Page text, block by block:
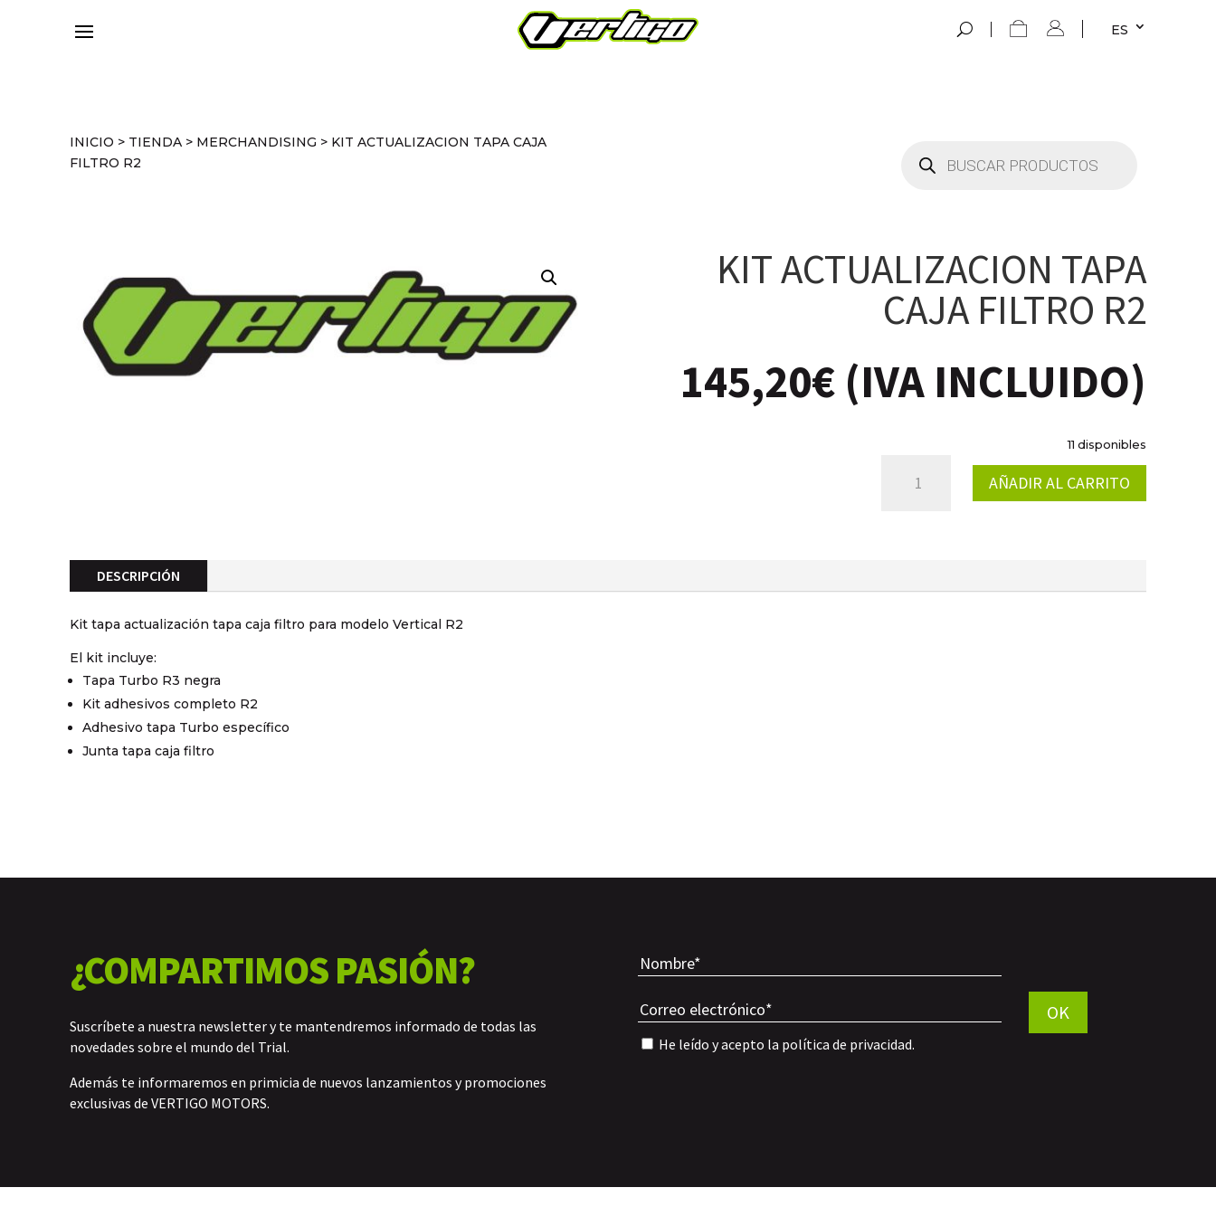
ES
INICIO > TIENDA > MERCHANDISING > KIT ACTUALIZACION TAPA CAJA
FILTRO R2
productos
KIT ACTUALIZACION TAPA
CAJA FILTRO R2
145,20€ (IVA INCLUIDO)
11 disponibles
ACTUALIZACION
CANTIDAD
AÑADIR AL CARRITO
DESCRIPCIÓN
Kit tapa actualización tapa caja filtro para modelo Vertical R2
El kit incluye:
Tapa Turbo R3 negra
Kit adhesivos completo R2
Adhesivo tapa Turbo específico
Junta tapa caja filtro
¿COMPARTIMOS PASIÓN?
Suscríbete a nuestra newsletter y te mantendremos informado de todas las
novedades sobre el mundo del Trial.
Además te informaremos en primicia de nuevos lanzamientos y promociones
exclusivas de VERTIGO MOTORS.
He leído y acepto la política de privacidad.
OK